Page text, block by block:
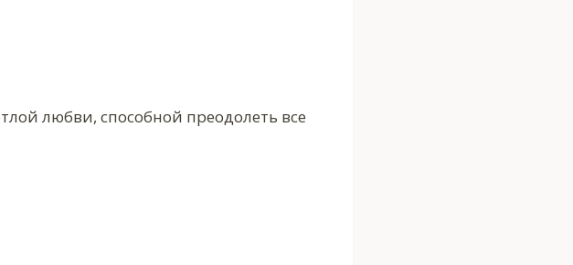
любви, способной преодолеть все